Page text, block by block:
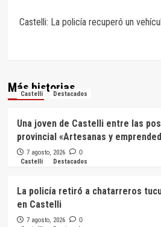
Castelli: La policía recuperó un
Más historias
Castelli Destacados
Una joven de Castelli entre las
provincial «Artesanas y
7 agosto, 2026 0
Castelli Destacados
La policía retiró a chatarreros
en Castelli
7 agosto, 2026 0